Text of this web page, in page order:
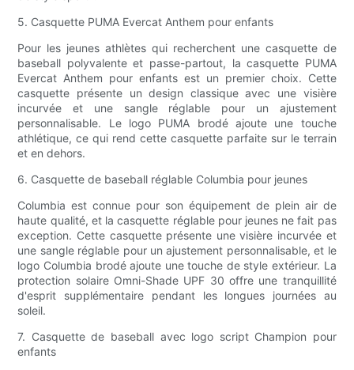
5. Casquette PUMA Evercat Anthem pour enfants
Pour les jeunes athlètes qui recherchent une casquette de
baseball polyvalente et passe-partout, la casquette PUMA
Evercat Anthem pour enfants est un premier choix. Cette
casquette présente un design classique avec une visière
incurvée et une sangle réglable pour un ajustement
personnalisable. Le logo PUMA brodé ajoute une touche
athlétique, ce qui rend cette casquette parfaite sur le terrain
et en dehors.
6. Casquette de baseball réglable Columbia pour jeunes
Columbia est connue pour son équipement de plein air de
haute qualité, et la casquette réglable pour jeunes ne fait pas
exception. Cette casquette présente une visière incurvée et
une sangle réglable pour un ajustement personnalisable, et le
logo Columbia brodé ajoute une touche de style extérieur. La
protection solaire Omni-Shade UPF 30 offre une tranquillité
d'esprit supplémentaire pendant les longues journées au
soleil.
7. Casquette de baseball avec logo script Champion pour
enfants